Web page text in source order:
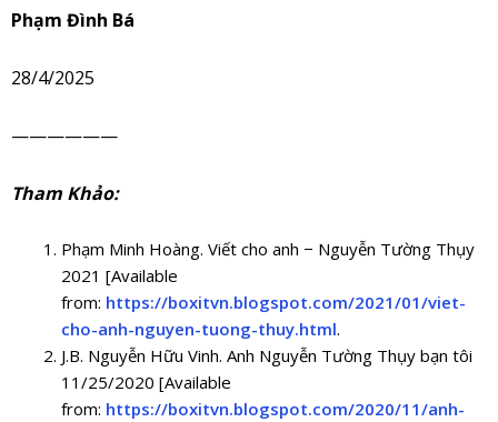
Phạm Đình Bá
28/4/2025
——————
Tham Khảo:
Phạm Minh Hoàng. Viết cho anh − Nguyễn Tường Thụy
2021 [Available
from: https://boxitvn.blogspot.com/2021/01/viet-
cho-anh-nguyen-tuong-thuy.html.
J.B. Nguyễn Hữu Vinh. Anh Nguyễn Tường Thụy bạn tôi
11/25/2020 [Available
from: https://boxitvn.blogspot.com/2020/11/anh-